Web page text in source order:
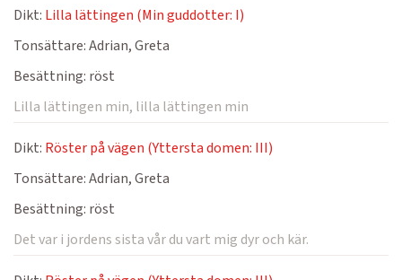
Dikt: Lilla lättingen (Min guddotter: I)
Tonsättare:Adrian, Greta
Besättning: röst
Lilla lättingen min, lilla lättingen min
Dikt: Röster på vägen (Yttersta domen: III)
Tonsättare:Adrian, Greta
Besättning: röst
Det var i jordens sista vår du vart mig dyr och kär.